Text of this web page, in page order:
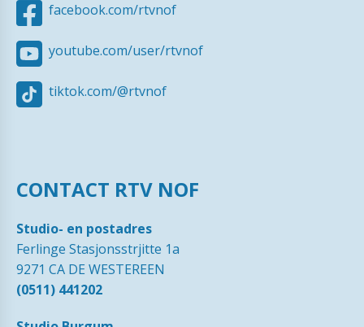
facebook.com/rtvnof
youtube.com/user/rtvnof
tiktok.com/@rtvnof
CONTACT RTV NOF
Studio- en postadres
Ferlinge Stasjonsstrjitte 1a
9271 CA DE WESTEREEN
(0511) 441202